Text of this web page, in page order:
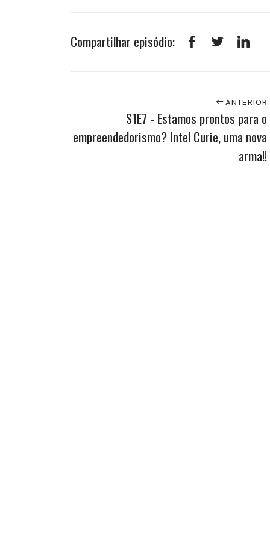
Compartilhar episódio: FacebookTwitter
ANTERIOR
S1E7 - Estamos prontos para o
empreendedorismo? Intel Curie, uma nova
arma!!